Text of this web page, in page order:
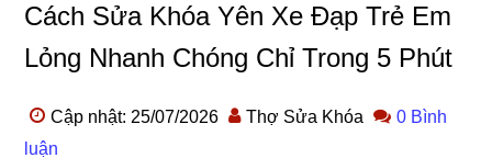
Cách Sửa Khóa Yên Xe Đạp Trẻ Em
Lỏng Nhanh Chóng Chỉ Trong 5 Phút
Cập nhật: 25/07/2026 Thợ Sửa Khóa
0 Bình
luận